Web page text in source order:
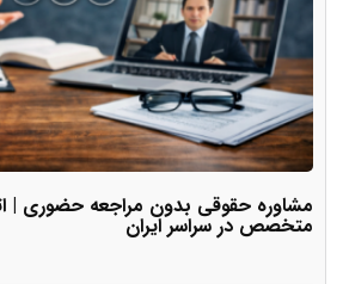
مشاوره حقوقی بدون مراجعه حضوری |
متخصص در سراسر ایران